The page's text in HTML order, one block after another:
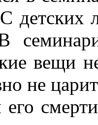
детских
вещи
не